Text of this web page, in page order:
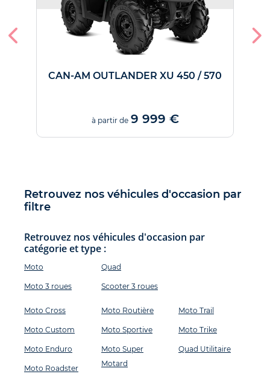
CAN-AM OUTLANDER XU 450 / 570
à partir de 9 999 €
Retrouvez nos véhicules d'occasion par
filtre
Retrouvez nos véhicules d'occasion par
catégorie et type :
Moto
Moto 3 roues
Quad
Scooter 3 roues
Moto Cross
Moto Custom
Moto Enduro
Moto Roadster
Moto Routière
Moto Sportive
Moto Super
Motard
Moto Trail
Moto Trike
Quad Utilitaire